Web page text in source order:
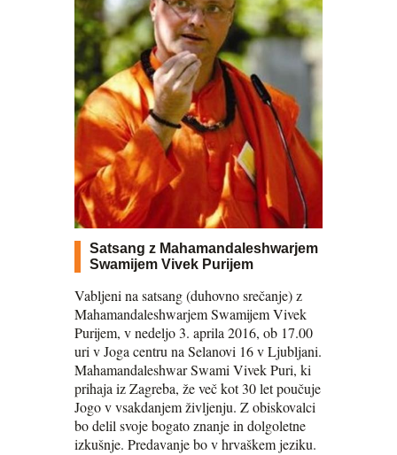
Satsang z Mahamandaleshwarjem
Swamijem Vivek Purijem
Vabljeni na satsang (duhovno srečanje) z
Mahamandaleshwarjem Swamijem Vivek
Purijem, v nedeljo 3. aprila 2016, ob 17.00
uri v Joga centru na Selanovi 16 v Ljubljani.
Mahamandaleshwar Swami Vivek Puri, ki
prihaja iz Zagreba, že več kot 30 let poučuje
Jogo v vsakdanjem življenju. Z obiskovalci
bo delil svoje bogato znanje in dolgoletne
izkušnje. Predavanje bo v hrvaškem jeziku.